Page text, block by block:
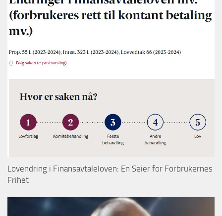
Lovendring i Finansavtaleloven: En Seier for Forbrukernes
Frihet